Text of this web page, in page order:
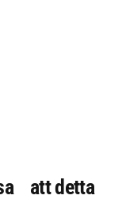
att detta